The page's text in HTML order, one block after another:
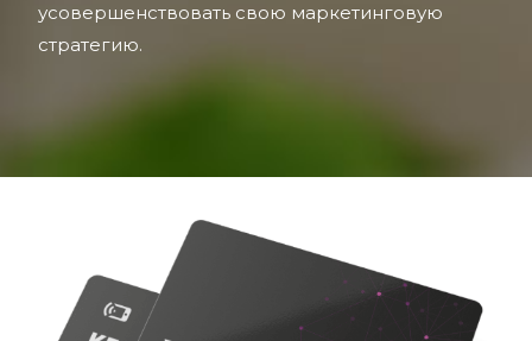
усовершенствовать свою маркетинговую
стратегию.